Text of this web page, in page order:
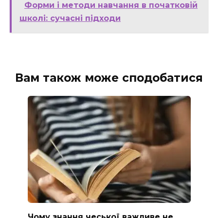
Форми і методи навчання в початковій
школі: сучасні підходи
Вам також може сподобатися